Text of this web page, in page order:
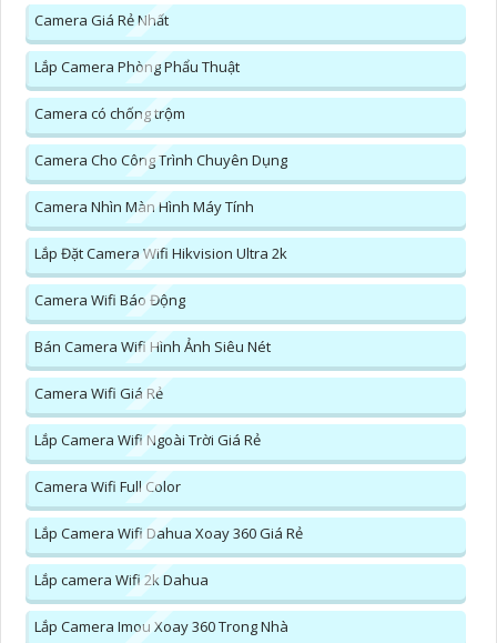
Camera Giá Rẻ Nhất
Lắp Camera Phòng Phẩu Thuật
Camera có chống trộm
Camera Cho Công Trình Chuyên Dụng
Camera Nhìn Màn Hình Máy Tính
Lắp Đặt Camera Wifi Hikvision Ultra 2k
Camera Wifi Báo Động
Bán Camera Wifi Hình Ảnh Siêu Nét
Camera Wifi Giá Rẻ
Lắp Camera Wifi Ngoài Trời Giá Rẻ
Camera Wifi Full Color
Lắp Camera Wifi Dahua Xoay 360 Giá Rẻ
Lắp camera Wifi 2k Dahua
Lắp Camera Imou Xoay 360 Trong Nhà